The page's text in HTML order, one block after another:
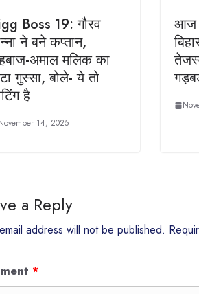
Boss 19: गौरव
ने बने कप्तान,
अमाल मलिक का
गुस्सा, बोले- ये तो
है
14, 2025
आज
a Reply
address will not be published.
*